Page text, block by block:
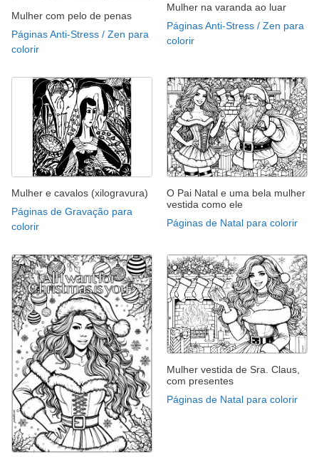
Mulher com pelo de penas
Páginas Anti-Stress / Zen para
colorir
Mulher na varanda ao luar
Páginas Anti-Stress / Zen para
colorir
Mulher e cavalos (xilogravura)
Páginas de Gravação para
colorir
O Pai Natal e uma bela mulher
vestida como ele
Páginas de Natal para colorir
Mulher vestida de Sra. Claus,
com presentes
Páginas de Natal para colorir